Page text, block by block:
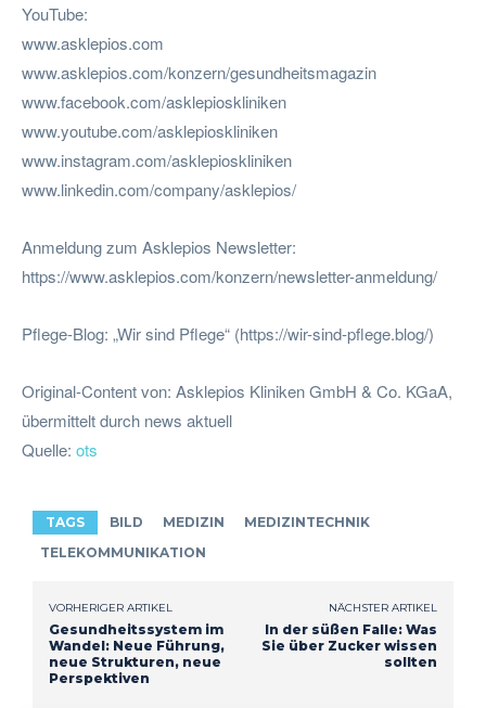
YouTube:
www.asklepios.com
www.asklepios.com/konzern/gesundheitsmagazin
www.facebook.com/asklepioskliniken
www.youtube.com/asklepioskliniken
www.instagram.com/asklepioskliniken
www.linkedin.com/company/asklepios/
Anmeldung zum Asklepios Newsletter:
https://www.asklepios.com/konzern/newsletter-anmeldung/
Pflege-Blog: „Wir sind Pflege“ (https://wir-sind-pflege.blog/)
Original-Content von: Asklepios Kliniken GmbH & Co. KGaA,
übermittelt durch news aktuell
Quelle: ots
TAGS BILD MEDIZIN
MEDIZINTECHNIK
TELEKOMMUNIKATION
VORHERIGER ARTIKEL
Gesundheitssystem im
Wandel: Neue Führung,
neue Strukturen, neue
Perspektiven
NÄCHSTER ARTIKEL
In der süßen Falle: Was
Sie über Zucker wissen
sollten